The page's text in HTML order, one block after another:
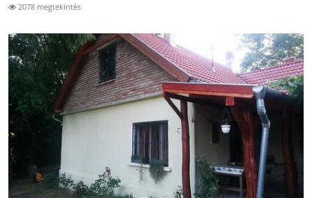
2078 megtekintés